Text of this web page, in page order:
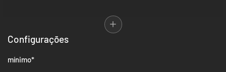
Este jogo inclui compras opcionais de moeda virtual dentro do jogo, que
pode ser usada para adquirir itens virtuais do jogo, incluindo uma seleção
aleatória de itens virtuais do jogo.
Configurações
mínimo*